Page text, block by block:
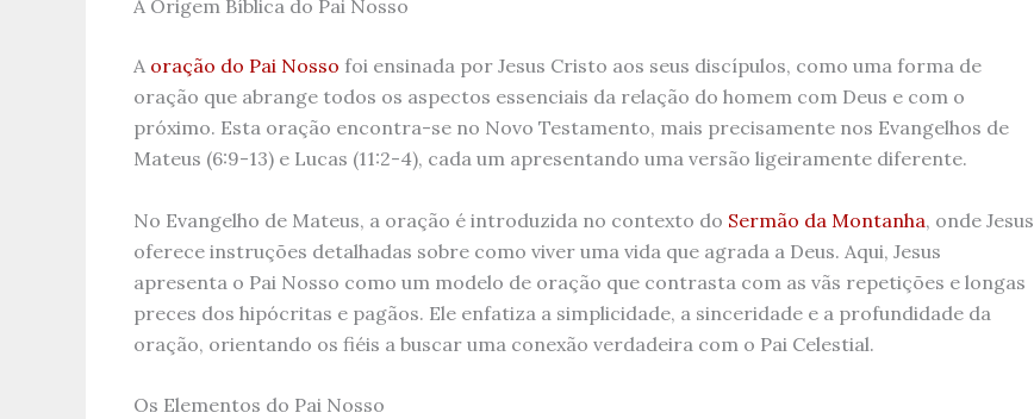
A Origem Bíblica do Pai Nosso
A oração do Pai Nosso foi ensinada por Jesus Cristo aos seus discípulos, como uma forma de
oração que abrange todos os aspectos essenciais da relação do homem com Deus e com o
próximo. Esta oração encontra-se no Novo Testamento, mais precisamente nos Evangelhos de
Mateus (6:9-13) e Lucas (11:2-4), cada um apresentando uma versão ligeiramente diferente.
No Evangelho de Mateus, a oração é introduzida no contexto do Sermão da Montanha, onde Jesus
oferece instruções detalhadas sobre como viver uma vida que agrada a Deus. Aqui, Jesus
apresenta o Pai Nosso como um modelo de oração que contrasta com as vãs repetições e longas
preces dos hipócritas e pagãos. Ele enfatiza a simplicidade, a sinceridade e a profundidade da
oração, orientando os fiéis a buscar uma conexão verdadeira com o Pai Celestial.
Os Elementos do Pai Nosso